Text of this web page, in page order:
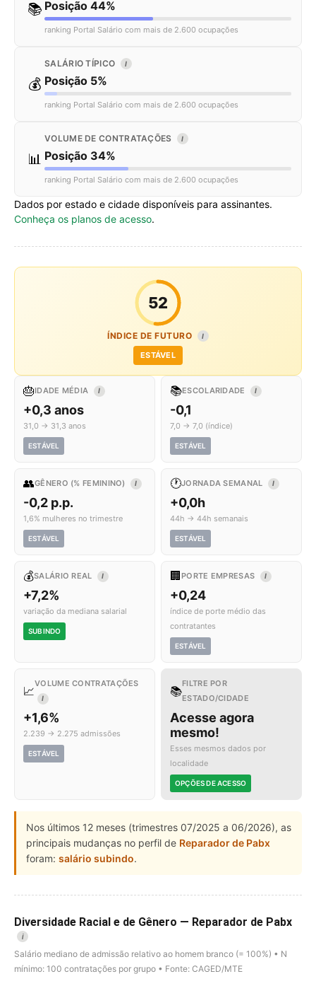
📚 Posição 44%
ranking Portal Salário com mais de 2.600 ocupações
💰
SALÁRIO TÍPICO I
Posição 5%
ranking Portal Salário com mais de 2.600 ocupações
📊
VOLUME DE CONTRATAÇÕES I
Posição 34%
ranking Portal Salário com mais de 2.600 ocupações
Dados por estado e cidade disponíveis para assinantes.
Conheça os planos de acesso.
52
ÍNDICE DE FUTURO I
ESTÁVEL
🎂IDADE MÉDIA I
+0,3 anos
31,0 → 31,3 anos
ESTÁVEL
📚ESCOLARIDADE I
-0,1
7,0 → 7,0 (índice)
ESTÁVEL
👥GÊNERO (% FEMININO) I
-0,2 p.p.
1,6% mulheres no trimestre
ESTÁVEL
🕐JORNADA SEMANAL I
+0,0h
44h → 44h semanais
ESTÁVEL
💰SALÁRIO REAL I
+7,2%
variação da mediana salarial
SUBINDO
🏢 PORTE EMPRESAS I
+0,24
índice de porte médio das
contratantes
ESTÁVEL
📈
VOLUME CONTRATAÇÕES
I
+1,6%
2.239 → 2.275 admissões
ESTÁVEL
📚
FILTRE POR
ESTADO/CIDADE
Acesse agora
mesmo!
Esses mesmos dados por
localidade
OPÇÕES DE ACESSO
Nos últimos 12 meses (trimestres 07/2025 a 06/2026), as
principais mudanças no perfil de Reparador de Pabx
foram: salário subindo.
Diversidade Racial e de Gênero — Reparador de Pabx
i
Salário mediano de admissão relativo ao homem branco (= 100%) • N
mínimo: 100 contratações por grupo • Fonte: CAGED/MTE